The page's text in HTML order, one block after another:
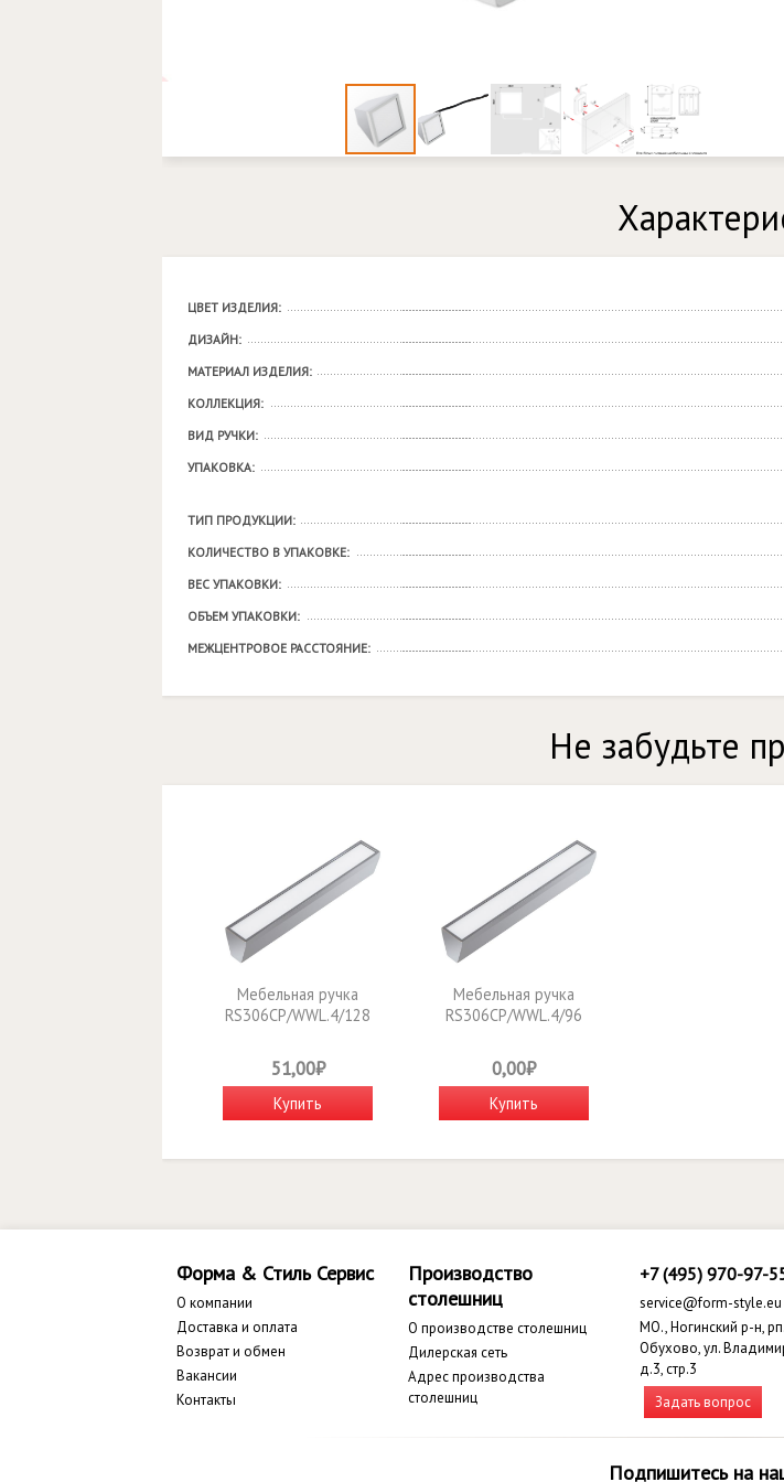
ЦВЕТ ИЗДЕЛИЯ:
ДИЗАЙН:
МАТЕРИАЛ ИЗДЕЛИЯ:
КОЛЛЕКЦИЯ:
ВИД РУЧКИ:
УПАКОВКА:
ТИП ПРОДУКЦИИ:
КОЛИЧЕСТВО В УПАКОВКЕ:
ВЕС УПАКОВКИ:
ОБЪЕМ УПАКОВКИ:
МЕЖЦЕНТРОВОЕ РАССТОЯНИЕ:
Не забудьте
Мебельная ручка
RS306CP/WWL.4/128
51,00₽
Купить
Мебельная ручка
RS306CP/WWL.4/96
0,00₽
Купить
Форма & Стиль Сервис
О компании
Доставка и оплата
Возврат и обмен
Вакансии
Контакты
Производство
столешниц
О производстве столешниц
Дилерская сеть
Адрес производства
столешниц
+7 (495) 970-97-
service@form-style.eu
МО., Ногинский р-н, рп.
Обухово, ул.
д.3, стр.3
Задать вопрос
Подпишитесь на